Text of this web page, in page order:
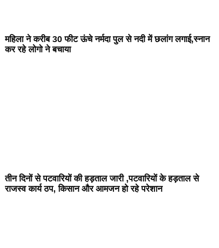
महिला ने करीब 30 फीट ऊंचे नर्मदा पुल से नदी में छलांग लगाई,स्नान
कर रहे लोगो ने बचाया
तीन दिनों से पटवारियों की हड़ताल जारी ,पटवारियों के हड़ताल से
राजस्व कार्य ठप, किसान और आमजन हो रहे परेशान